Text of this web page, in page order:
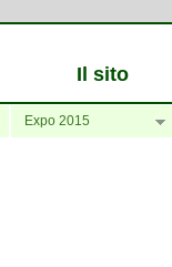
Il sito
Expo 2015